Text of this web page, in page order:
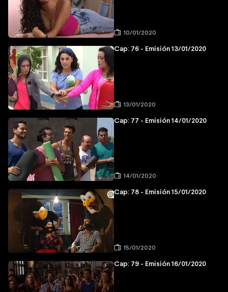
10/01/2020
Cap: 76 - Emisión 13/01/2020
13/01/2020
Cap: 77 - Emisión 14/01/2020
14/01/2020
Cap: 78 - Emisión 15/01/2020
15/01/2020
Cap: 79 - Emisión 16/01/2020